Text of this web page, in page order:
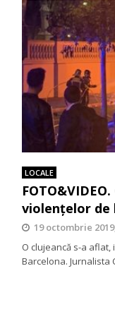
LOCALE
violențelor de
19 octombrie
O clujeancă s-a
Barcelona.